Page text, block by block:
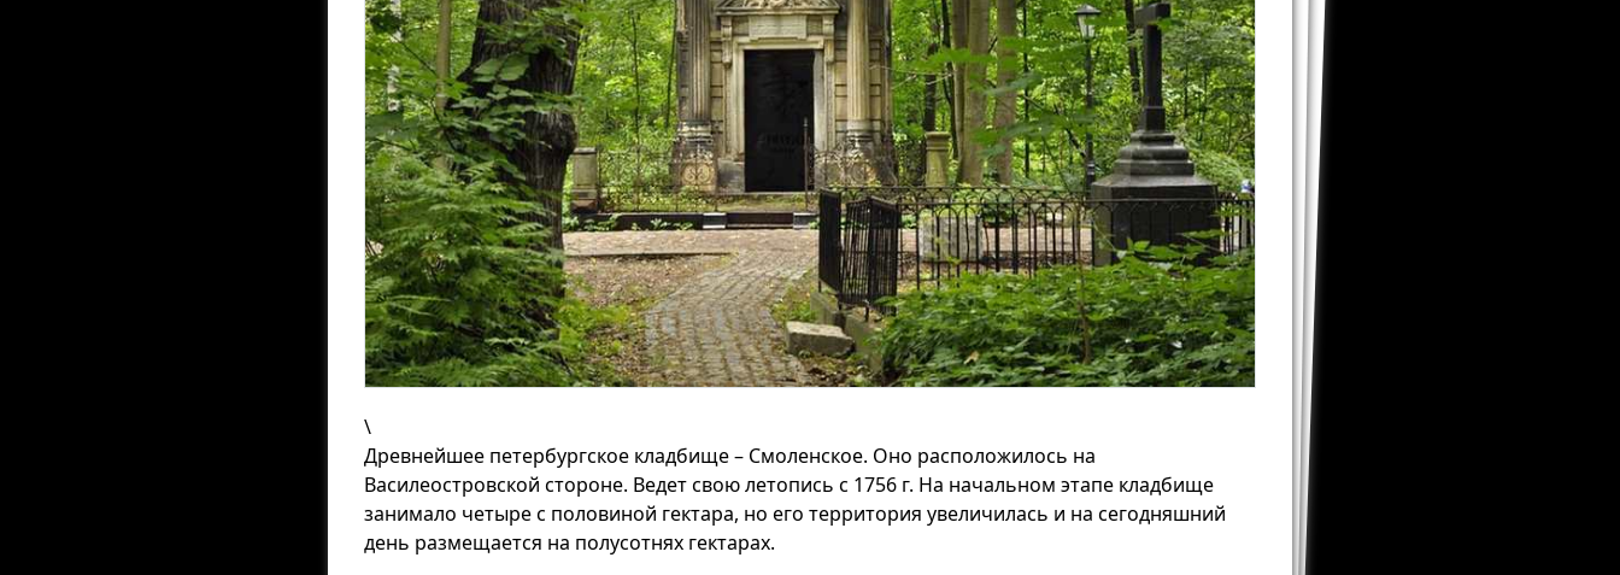
\
Древнейшее петербургское кладбище – Смоленское. Оно расположилось на
Василеостровской стороне. Ведет свою летопись с 1756 г. На начальном этапе кладбище
занимало четыре с половиной гектара, но его территория увеличилась и на сегодняшний
день размещается на полусотнях гектарах.